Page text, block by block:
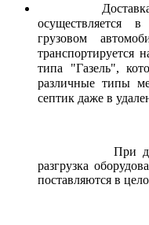
Доставка
осуществляется
грузовом
транспортируется
типа "Газель",
различные типы
септик даже в
При доставке
разгрузка
поставляются в